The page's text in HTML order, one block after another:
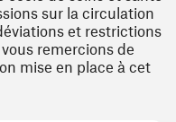
sur la circulation
et restrictions
remercions de
mise en place à cet